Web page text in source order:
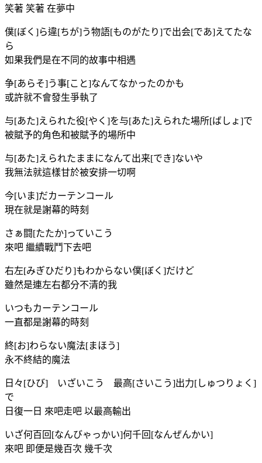
笑著 笑著 在夢中
僕[ぼく]ら違[ちが]う物語[ものがたり]で出会[であ]えてたな
ら
如果我們是在不同的故事中相遇
争[あらそ]う事[こと]なんてなかったのかも
或許就不會發生爭執了
与[あた]えられた役[やく]を与[あた]えられた場所[ばしょ]で
被賦予的角色和被賦予的場所中
与[あた]えられたままになんて出来[でき]ないや
我無法就這樣甘於被安排一切啊
今[いま]だカーテンコール
現在就是謝幕的時刻
さぁ闘[たたか]っていこう
來吧 繼續戰鬥下去吧
右左[みぎひだり]もわからない僕[ぼく]だけど
雖然是連左右都分不清的我
いつもカーテンコール
一直都是謝幕的時刻
終[お]わらない魔法[まほう]
永不終結的魔法
日々[ひび] いざいこう 最高[さいこう]出力[しゅつりょく]
で
日復一日 來吧走吧 以最高輸出
いざ何百回[なんびゃっかい]何千回[なんぜんかい]
來吧 即便是幾百次 幾千次